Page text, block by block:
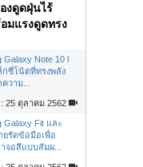
งดูดฝุ่นไร้
มแรงดูดทรง
Galaxy Note 10 l
กซี่โน้ตที่ทรงพลัง
วาม...
25 ตุลาคม 2562
Galaxy Fit และ
ยรัดข้อมือเพื่อ
อสีแบบสัมผ...